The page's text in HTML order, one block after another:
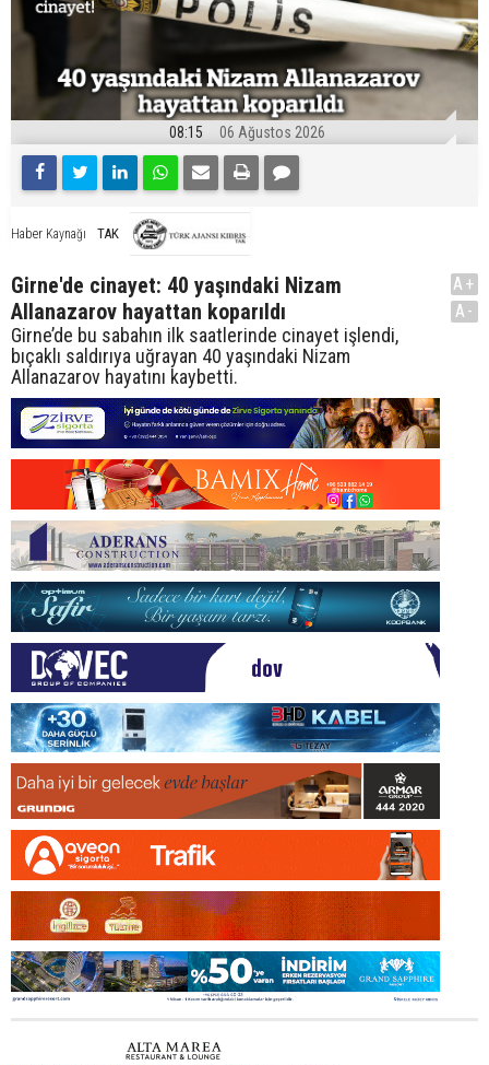
08:15 06 Ağustos 2026
Haber Kaynağı TAK
Girne'de cinayet: 40 yaşındaki Nizam
Allanazarov hayattan koparıldı
Girne’de bu sabahın ilk saatlerinde cinayet işlendi,
bıçaklı saldırıya uğrayan 40 yaşındaki Nizam
Allanazarov hayatını kaybetti.
A+
A-